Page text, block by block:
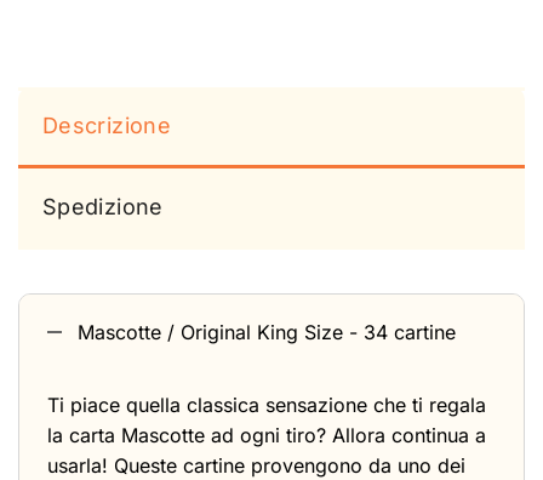
Descrizione
Spedizione
Mascotte / Original King Size - 34 cartine
Ti piace quella classica sensazione che ti regala
la carta Mascotte ad ogni tiro? Allora continua a
usarla! Queste cartine provengono da uno dei